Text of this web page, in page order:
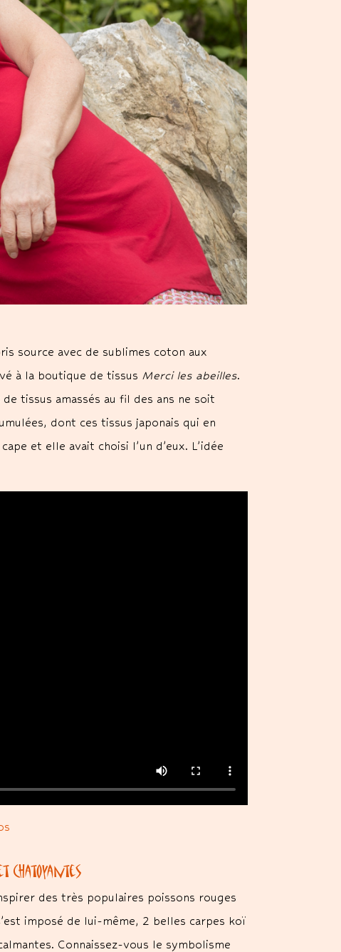
source avec de sublimes coton aux
à la boutique de tissus Merci les abeilles.
tissus amassés au fil des ans ne soit
dont ces tissus japonais qui en
et elle avait choisi l’un d’eux. L’idée
des très populaires poissons rouges
imposé de lui-même, 2 belles carpes koï
Connaissez-vous le symbolisme